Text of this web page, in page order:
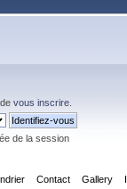
vous inscrire
de la session
Contact Gallery